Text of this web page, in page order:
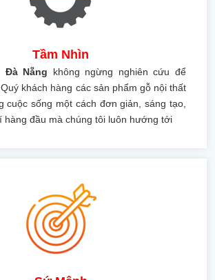
Tầm Nhìn
Đà Nẵng không ngừng nghiên cứu để
khách hàng các sản phẩm gỗ nội thất
cuộc sống một cách đơn giản, sáng tạo,
hàng đầu mà chúng tôi luôn hướng tới